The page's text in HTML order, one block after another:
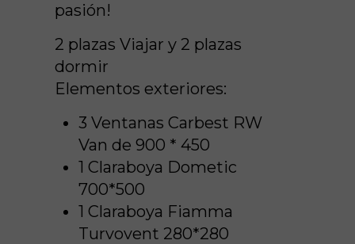
pasión!
2 plazas Viajar y 2 plazas
dormir
Elementos exteriores:
3 Ventanas Carbest RW
Van de 900 * 450
1 Claraboya Dometic
700*500
1 Claraboya Fiamma
Turvovent 280*280